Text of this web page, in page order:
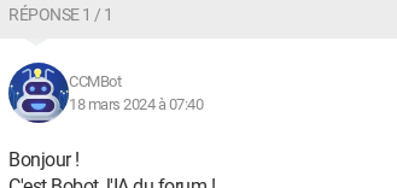
RÉPONSE 1 / 1
CCMBot
18 mars 2024 à 07:40
Bonjour !